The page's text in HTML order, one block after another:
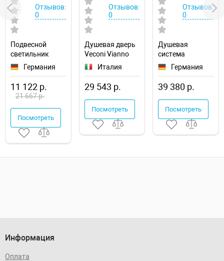
Отзывов:
0
Подвесной
светильник
Maytoni Modern
Manfred
MOD600PL-09W
Германия
11 122 р.
21 667 р.
Посмотреть
Отзывов:
0
Душевая дверь
Veconi Vianno
VN-72B 130
C4
Италия
29 543 р.
Посмотреть
Отзывов:
0
Душевая
система
WasserKRAFT
Elbe A17702
Германия
39 380 р.
Посмотреть
Информация
Оплата